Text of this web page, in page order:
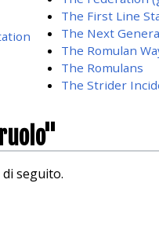
The First Line
The Next
The Romulan
The Romulans
The Strider
seguito.